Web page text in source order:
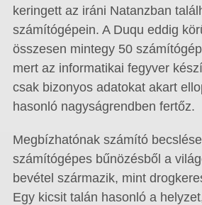
keringett az iráni Natanzban
számítógépein. A Duqu eddig
összesen mintegy 50
mert az informatikai fegyver
csak bizonyos adatokat akart
hasonló nagyságrendben fertőz.
Megbízhatónak számító
számítógépes bűnözésből a
bevétel származik, mint
Egy kicsit talán hasonló a